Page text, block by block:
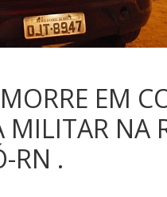
EM
NA
RN .